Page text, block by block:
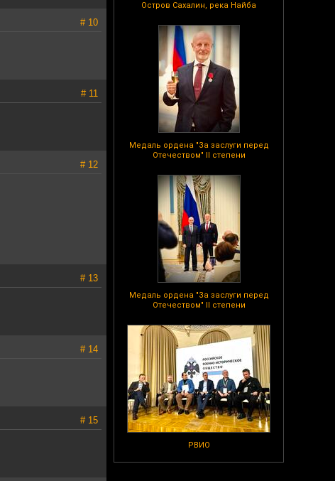
Остров Сахалин, река Найба
Медаль ордена "За заслуги перед
Отечеством" II степени
Медаль ордена "За заслуги перед
Отечеством" II степени
РВИО
# 10
# 11
# 12
# 13
# 14
# 15